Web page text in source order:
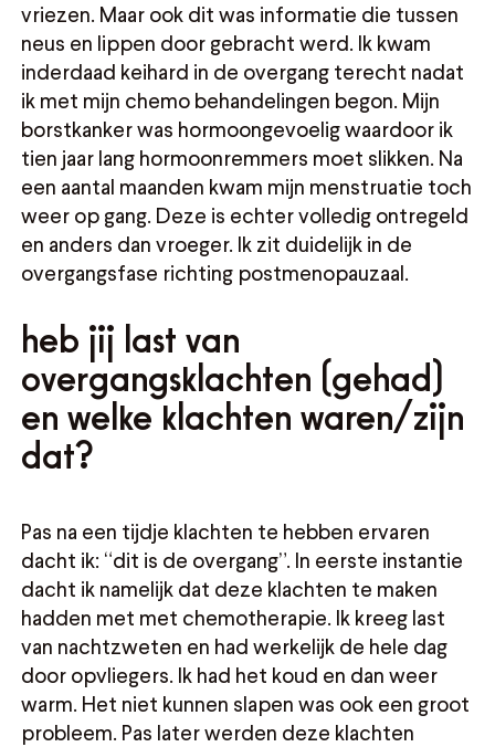
vriezen. Maar ook dit was informatie die tussen
neus en lippen door gebracht werd. Ik kwam
inderdaad keihard in de overgang terecht nadat
ik met mijn chemo behandelingen begon. Mijn
borstkanker was hormoongevoelig waardoor ik
tien jaar lang hormoonremmers moet slikken. Na
een aantal maanden kwam mijn menstruatie toch
weer op gang. Deze is echter volledig ontregeld
en anders dan vroeger. Ik zit duidelijk in de
overgangsfase richting postmenopauzaal.
heb jij last van
overgangsklachten (gehad)
en welke klachten waren/zijn
dat?
Pas na een tijdje klachten te hebben ervaren
dacht ik: “dit is de overgang”. In eerste instantie
dacht ik namelijk dat deze klachten te maken
hadden met met chemotherapie. Ik kreeg last
van nachtzweten en had werkelijk de hele dag
door opvliegers. Ik had het koud en dan weer
warm. Het niet kunnen slapen was ook een groot
probleem. Pas later werden deze klachten